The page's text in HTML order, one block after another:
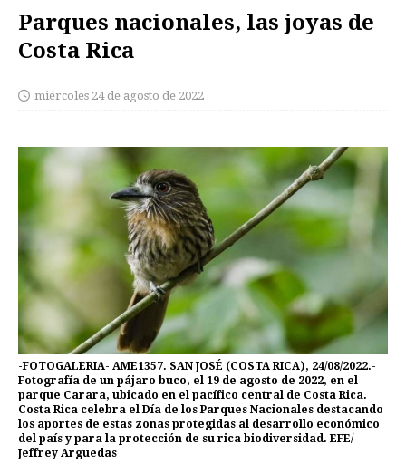
Parques nacionales, las joyas de
Costa Rica
miércoles 24 de agosto de 2022
-FOTOGALERIA- AME1357. SAN JOSÉ (COSTA RICA), 24/08/2022.-
Fotografía de un pájaro buco, el 19 de agosto de 2022, en el
parque Carara, ubicado en el pacífico central de Costa Rica.
Costa Rica celebra el Día de los Parques Nacionales destacando
los aportes de estas zonas protegidas al desarrollo económico
del país y para la protección de su rica biodiversidad. EFE/
Jeffrey Arguedas